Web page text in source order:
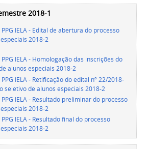
2018-1
IELA - Edital de abertura do processo
2018-2
IELA - Homologação das inscrições do
alunos especiais 2018-2
IELA - Retificação do edital nº 22/2018-
seletivo de alunos especiais 2018-2
IELA - Resultado preliminar do processo
2018-2
IELA - Resultado final do processo
2018-2